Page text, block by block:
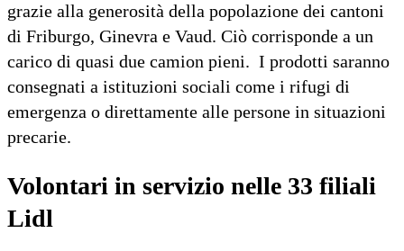
grazie alla generosità della popolazione dei cantoni
di Friburgo, Ginevra e Vaud. Ciò corrisponde a un
carico di quasi due camion pieni. I prodotti saranno
consegnati a istituzioni sociali come i rifugi di
emergenza o direttamente alle persone in situazioni
precarie.
Volontari in servizio nelle 33 filiali
Lidl